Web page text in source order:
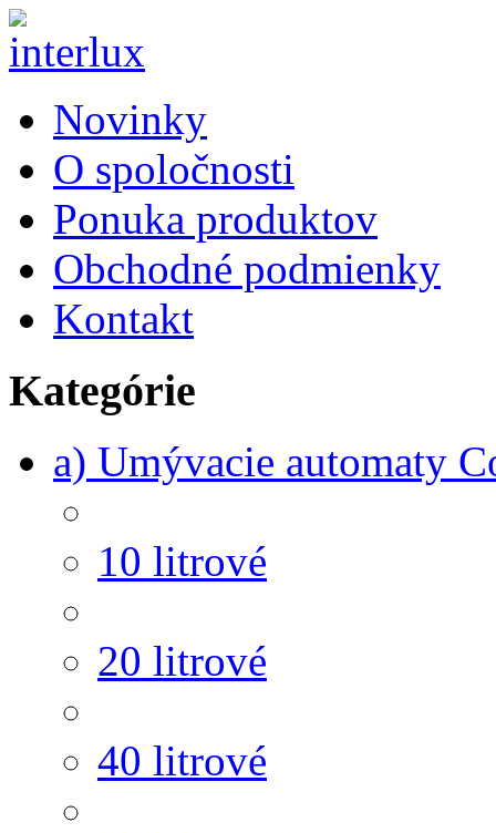
Novinky
O spoločnosti
Ponuka produktov
Obchodné podmienky
Kontakt
Kategórie
a) Umývacie automaty
10 litrové
20 litrové
40 litrové